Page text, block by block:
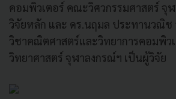
คอมพิวเตอร์ คณะวิศวกรรมศาสตร์ จุ
วิจัยหลัก และ ดร.นฤมล ประทานวณิช
วิชาคณิตศาสตร์และวิทยาการคอมพิว
วิทยาศาสตร์ จุฬาลงกรณ์ฯ เป็นผู้วิจัย